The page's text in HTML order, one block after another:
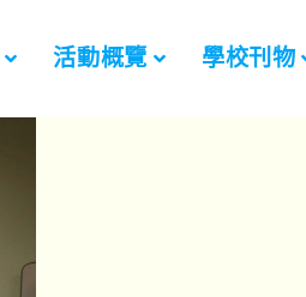
活動概覽 學校刊物